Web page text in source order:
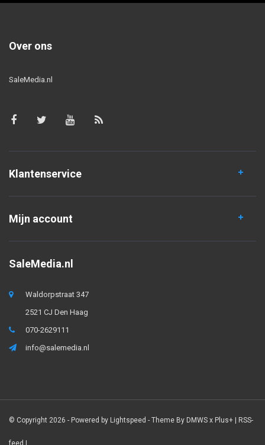
Over ons
SaleMedia.nl
Klantenservice
Mijn account
SaleMedia.nl
Waldorpstraat 347
2521 CJ Den Haag
070-2629111
info@salemedia.nl
© Copyright 2026 - Powered by Lightspeed - Theme By DMWS x Plus+ | RSS-
feed |